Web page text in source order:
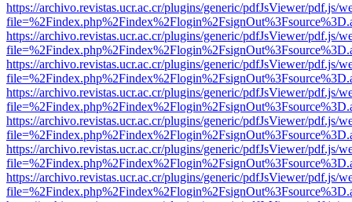
https://archivo.revistas.ucr.ac.cr/plugins/generic/pdfJsViewer/pdf.js/
https://archivo.revistas.ucr.ac.cr/plugins/generic/pdfJsViewer/pdf.js/
https://archivo.revistas.ucr.ac.cr/plugins/generic/pdfJsViewer/pdf.js/
https://archivo.revistas.ucr.ac.cr/plugins/generic/pdfJsViewer/pdf.js/
https://archivo.revistas.ucr.ac.cr/plugins/generic/pdfJsViewer/pdf.js/
https://archivo.revistas.ucr.ac.cr/plugins/generic/pdfJsViewer/pdf.js/
https://archivo.revistas.ucr.ac.cr/plugins/generic/pdfJsViewer/pdf.js/